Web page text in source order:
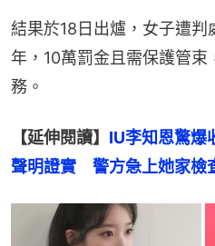
結果於18日出爐，女子遭
年，10萬罰金且需保護管束
務。
【延伸閱讀】 IU李知恩驚爆
聲明證實　警方急上她家檢